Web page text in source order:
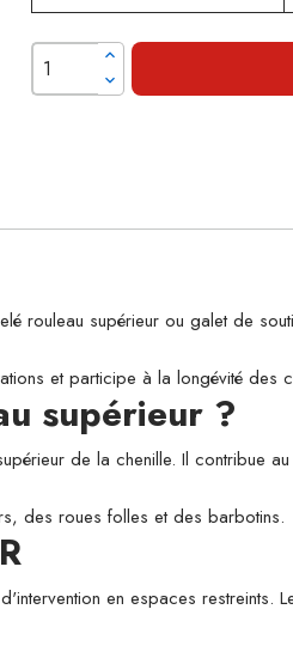
rouleau supérieur ou galet de
et participe à la longévité des
supérieur ?
de la chenille. Il contribue
des roues folles et des barbotins.
en espaces restreints.